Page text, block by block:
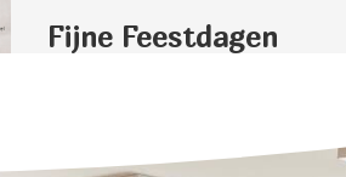
Fijne Feestdagen